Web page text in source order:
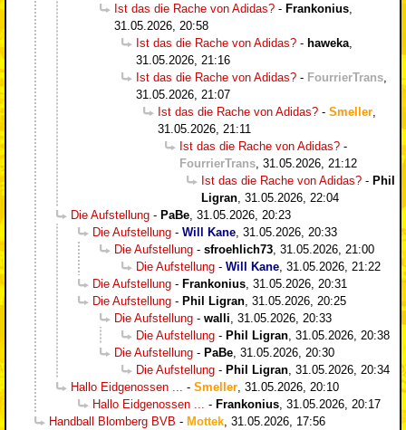
Ist das die Rache von Adidas? - Frankonius
31.05.2026, 20:58
Ist das die Rache von Adidas? - haweka
31.05.2026, 21:16
Ist das die Rache von Adidas? - FourrierTrans
31.05.2026, 21:07
Ist das die Rache von Adidas? - Smeller
31.05.2026, 21:11
Ist das die Rache von Adidas? -
FourrierTrans 31.05.2026, 21:12
Ist das die Rache von Adidas? - Phil
Ligran 31.05.2026, 22:04
Die Aufstellung - PaBe 31.05.2026, 20:23
Die Aufstellung - Will Kane 31.05.2026, 20:33
Die Aufstellung - sfroehlich73 31.05.2026, 21:00
Die Aufstellung - Will Kane 31.05.2026, 21:22
Die Aufstellung - Frankonius 31.05.2026, 20:31
Die Aufstellung - Phil Ligran 31.05.2026, 20:25
Die Aufstellung - walli 31.05.2026, 20:33
Die Aufstellung - Phil Ligran 31.05.2026, 20:38
Die Aufstellung - PaBe 31.05.2026, 20:30
Die Aufstellung - Phil Ligran 31.05.2026, 20:34
Hallo Eidgenossen ...
- Smeller 31.05.2026, 20:10
Hallo Eidgenossen ...
- Frankonius 31.05.2026, 20:17
Handball Blomberg BVB - Mottek 31.05.2026, 17:56